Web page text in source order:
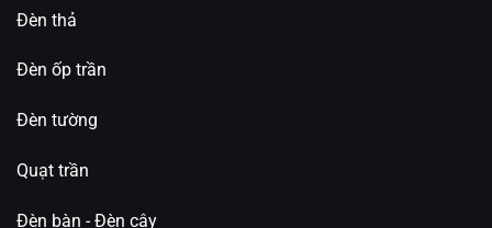
Đèn thả
Đèn ốp trần
Đèn tường
Quạt trần
Đèn bàn - Đèn cây